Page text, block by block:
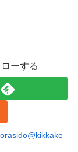
ーする